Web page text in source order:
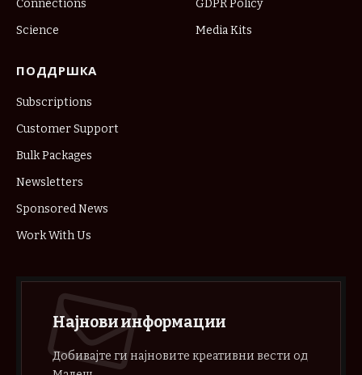
Connections
Science
GDPR Policy
Media Kits
ПОДДРШКА
Subscriptions
Customer Support
Bulk Packages
Newsletters
Sponsored News
Work With Us
Најнови информации
Добивајте ги најновите креативни вести од